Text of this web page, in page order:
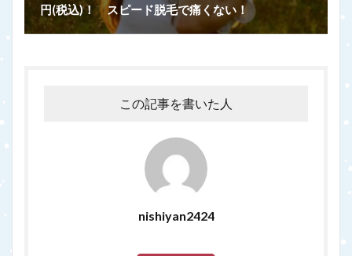
円(税込)！ スピード脱毛で痛くない！
この記事を書いた人
nishiyan2424